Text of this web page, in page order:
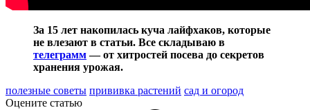
За 15 лет накопилась куча лайфхаков, которые
не влезают в статьи. Все складываю в
телеграмм— от хитростей посева до секретов
хранения урожая.
полезные советы прививка растений сад и огород
Оцените статью